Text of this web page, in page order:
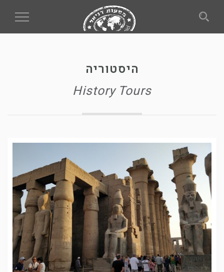
היסטוריה
History Tours